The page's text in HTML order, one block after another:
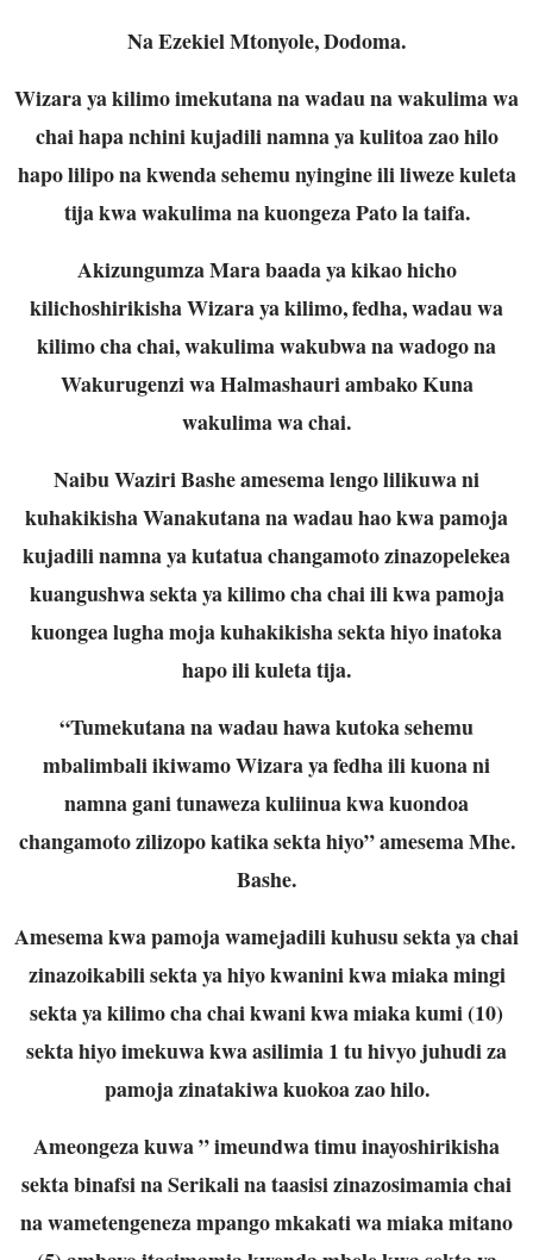
Na Ezekiel Mtonyole, Dodoma.
Wizara ya kilimo imekutana na wadau na wakulima wa
chai hapa nchini kujadili namna ya kulitoa zao hilo
hapo lilipo na kwenda sehemu nyingine ili liweze kuleta
tija kwa wakulima na kuongeza Pato la taifa.
Akizungumza Mara baada ya kikao hicho
kilichoshirikisha Wizara ya kilimo, fedha, wadau wa
kilimo cha chai, wakulima wakubwa na wadogo na
Wakurugenzi wa Halmashauri ambako Kuna
wakulima wa chai.
Naibu Waziri Bashe amesema lengo lilikuwa ni
kuhakikisha Wanakutana na wadau hao kwa pamoja
kujadili namna ya kutatua changamoto zinazopelekea
kuangushwa sekta ya kilimo cha chai ili kwa pamoja
kuongea lugha moja kuhakikisha sekta hiyo inatoka
hapo ili kuleta tija.
“Tumekutana na wadau hawa kutoka sehemu
mbalimbali ikiwamo Wizara ya fedha ili kuona ni
namna gani tunaweza kuliinua kwa kuondoa
changamoto zilizopo katika sekta hiyo” amesema Mhe.
Bashe.
Amesema kwa pamoja wamejadili kuhusu sekta ya chai
zinazoikabili sekta ya hiyo kwanini kwa miaka mingi
sekta ya kilimo cha chai kwani kwa miaka kumi (10)
sekta hiyo imekuwa kwa asilimia 1 tu hivyo juhudi za
pamoja zinatakiwa kuokoa zao hilo.
Ameongeza kuwa ” imeundwa timu inayoshirikisha
sekta binafsi na Serikali na taasisi zinazosimamia chai
na wametengeneza mpango mkakati wa miaka mitano